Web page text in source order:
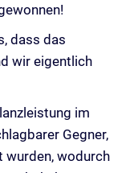
dass das
wir eigentlich
im
Gegner,
wurden, wodurch